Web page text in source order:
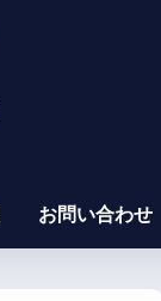
お問い合わせ